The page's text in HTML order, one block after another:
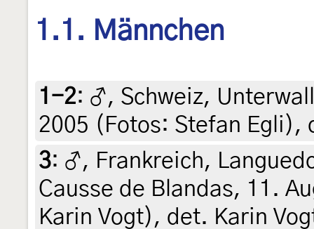
1.1. Männchen
1-2: ♂, Schweiz,
2005 (Fotos: Stefan Egli),
3: ♂, Frankreich,
Causse de Blandas, 11.
Karin Vogt), det. Karin